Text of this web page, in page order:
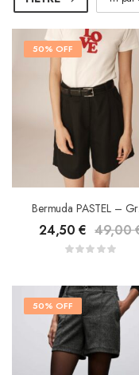
50% OFF
24,50€ 49,00
50% OFF